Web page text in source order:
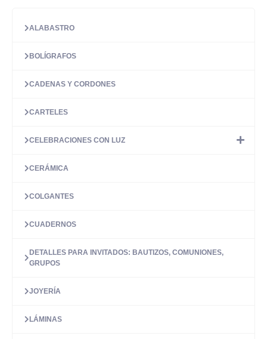
ALABASTRO
BOLÍGRAFOS
CADENAS Y CORDONES
CARTELES
CELEBRACIONES CON LUZ
CERÁMICA
COLGANTES
CUADERNOS
DETALLES PARA INVITADOS: BAUTIZOS, COMUNIONES,
GRUPOS
JOYERÍA
LÁMINAS